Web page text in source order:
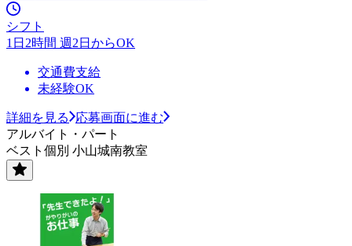
シフト
1日2時間 週2日からOK
交通費支給
未経験OK
詳細を見る
応募画面に進む
アルバイト・パート
ベスト個別 小山城南教室